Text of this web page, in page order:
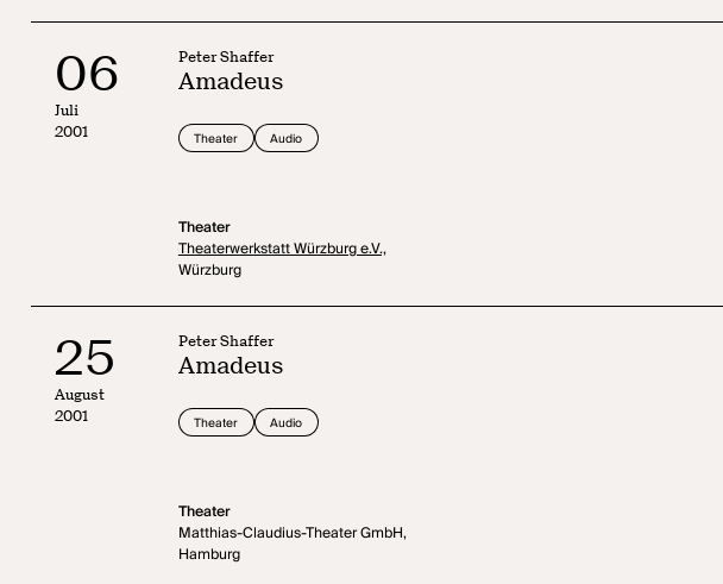
06
Juli
2001
Peter Shaffer
Amadeus
Theater Audio
Theater
Theaterwerkstatt Würzburg e.V.,
Würzburg
25
August
2001
Peter Shaffer
Amadeus
Theater Audio
Theater
Matthias-Claudius-Theater GmbH,
Hamburg